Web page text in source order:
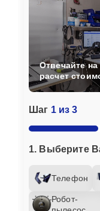
Шаг 1 из 3
1. Выберите
Телефон
Робот-
Отвечайте
расчет